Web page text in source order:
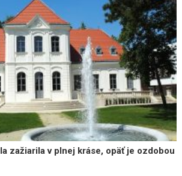
zažiarila v plnej kráse, opäť je ozdobou